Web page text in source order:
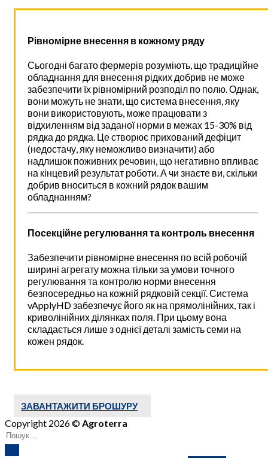
Рівномірне внесення в кожному ряду
Сьогодні багато фермерів розуміють, що традиційне
обладнання для внесення рідких добрив не може
забезпечити їх рівномірний розподіл по полю. Однак,
вони можуть не знати, що система внесення, яку
вони використовують, може працювати з
відхиленням від заданої норми в межах 15-30% від
рядка до рядка. Це створює прихований дефіцит
(недостачу, яку неможливо визначити) або
надлишок поживних речовин, що негативно впливає
на кінцевий результат роботи. А чи знаєте ви, скільки
добрив вноситься в кожний рядок вашим
обладнанням?
Посекційне регулювання та контроль внесення
Забезпечити рівномірне внесення по всій робочій
ширині агрегату можна тільки за умови точного
регулювання та контролю норми внесення
безпосередньо на кожній рядковій секції. Система
vApplyHD забезпечує його як на прямолінійних, так і
криволінійних ділянках поля. При цьому вона
складається лише з однієї деталі замість семи на
кожен рядок.
ЗАВАНТАЖИТИ БРОШУРУ
Copyright 2026 ©Agroterra